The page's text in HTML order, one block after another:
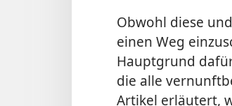
Obwohl diese
einen Weg
Hauptgrund
die alle
Artikel erläutert,